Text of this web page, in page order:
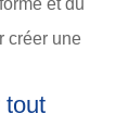
et du
créer une
tout